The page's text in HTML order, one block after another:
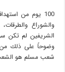
100 يوم من
والشوراع
الشريفين لم تكن
وضوحاً على ذلك من
شعب مسلم هو